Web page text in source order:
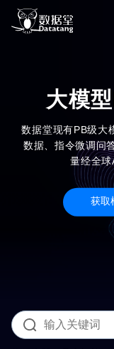
大模
数据堂现有PB级大
数据、指令微调问
量经全球
获取